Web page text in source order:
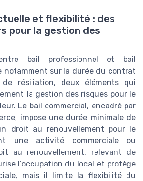
et flexibilité : des
pour la gestion des
bail professionnel et bail
notamment sur la durée du contrat
résiliation, deux éléments qui
la gestion des risques pour le
Le bail commercial, encadré par
impose une durée minimale de
droit au renouvellement pour le
une activité commerciale ou
au renouvellement, relevant de
l’occupation du local et protège
mais il limite la flexibilité du